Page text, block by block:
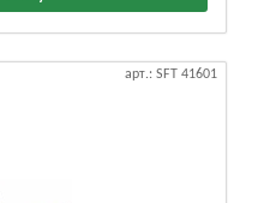
арт.: SFT 41601